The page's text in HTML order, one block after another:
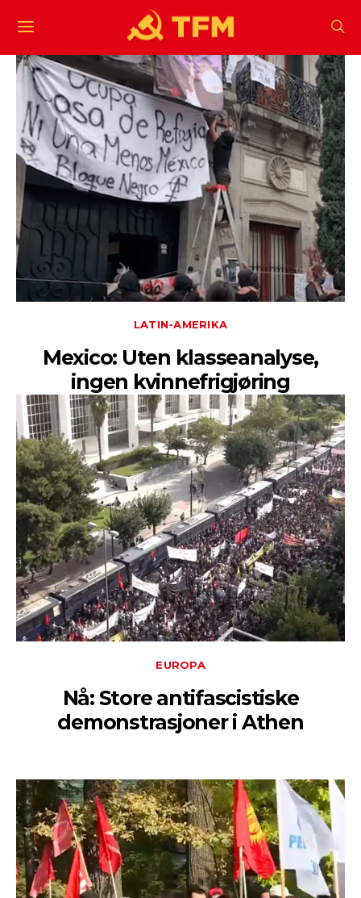
LATIN-AMERIKA
Mexico: Uten klasseanalyse,
ingen kvinnefrigjøring
EUROPA
Nå: Store antifascistiske
demonstrasjoner i Athen